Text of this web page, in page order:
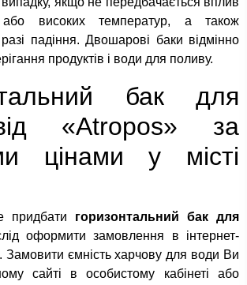
високих температур, а також
падіння. Двошарові баки відмінно
продуктів і води для поливу.
бак для
«Atropos» за
цінами у місті
придбати горизонтальний бак для
оформити замовлення в інтернет-
Замовити ємність харчову для води Ви
сайті в особистому кабінеті або